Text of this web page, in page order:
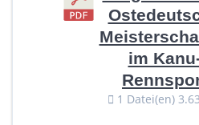
im
1 Datei(en)